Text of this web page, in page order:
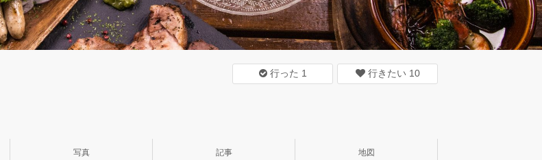
行った 1 行きたい 10
写真 記事 地図